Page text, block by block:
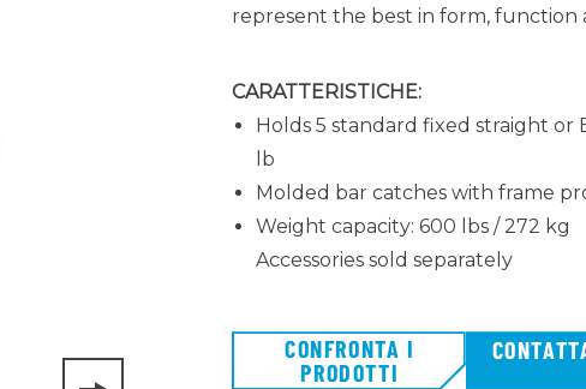
represent the best in form, function
CARATTERISTICHE:
Holds 5 standard fixed straight or
lb
Molded bar catches with frame
Weight capacity: 600 lbs / 272 kg
Accessories sold separately
CONFRONTA I
PRODOTTI